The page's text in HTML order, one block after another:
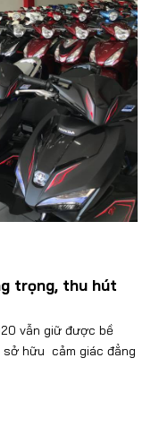
trọng, thu hút
vẫn giữ được bề
hữu cảm giác đẳng